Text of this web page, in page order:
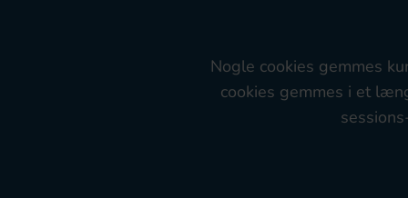
Nogle cookies gemmes
cookies gemmes i et